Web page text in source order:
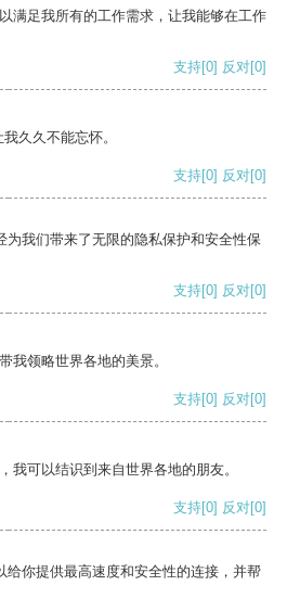
满足我所有的工作需求，让我能够在工作
支持[0] 反对[0]
久久不能忘怀。
支持[0] 反对[0]
为我们带来了无限的隐私保护和安全性保
支持[0] 反对[0]
我领略世界各地的美景。
支持[0] 反对[0]
我可以结识到来自世界各地的朋友。
支持[0] 反对[0]
给你提供最高速度和安全性的连接，并帮